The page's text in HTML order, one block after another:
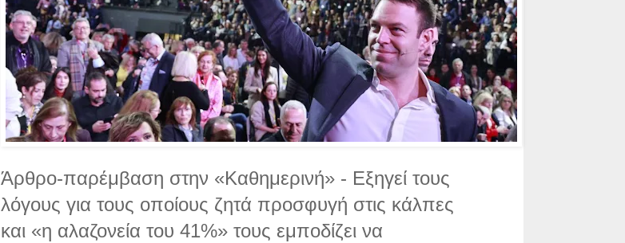
Άρθρο-παρέμβαση στην «Καθημερινή» - Εξηγεί τους
λόγους για τους οποίους ζητά προσφυγή στις κάλπες
και «η αλαζονεία του 41%» τους εμποδίζει να